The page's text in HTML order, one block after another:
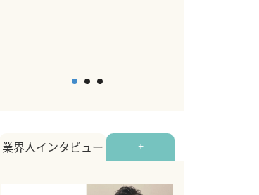
業界人インタビュー +